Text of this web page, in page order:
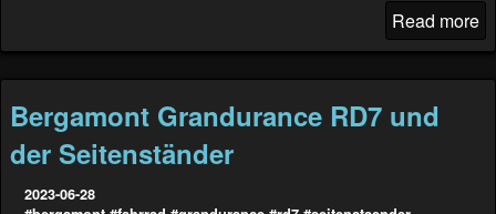
Read more
Bergamont Grandurance RD7 und
der Seitenständer
2023-06-28